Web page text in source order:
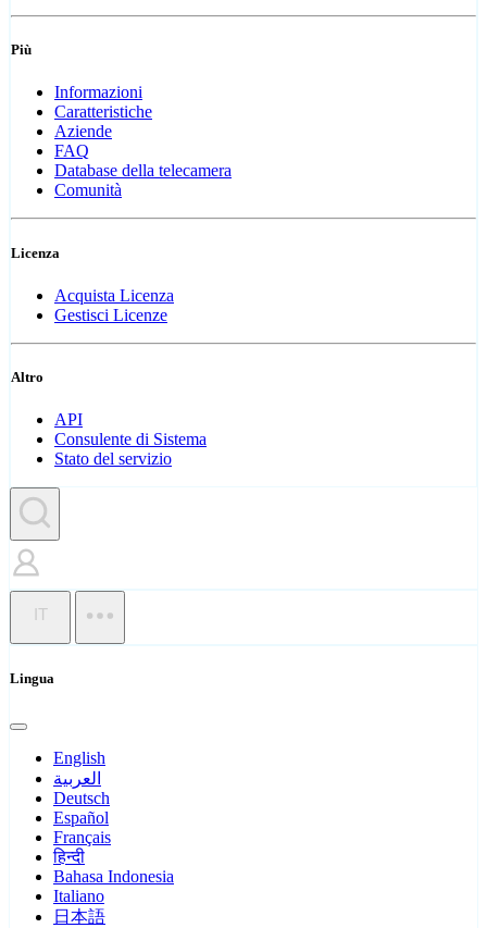
Più
Informazioni
Caratteristiche
Aziende
FAQ
Database della telecamera
Comunità
Licenza
Acquista Licenza
Gestisci Licenze
Altro
API
Consulente di Sistema
Stato del servizio
IT
Lingua
English
العربية
Deutsch
Español
Français
हिन्दी
Bahasa Indonesia
Italiano
日本語